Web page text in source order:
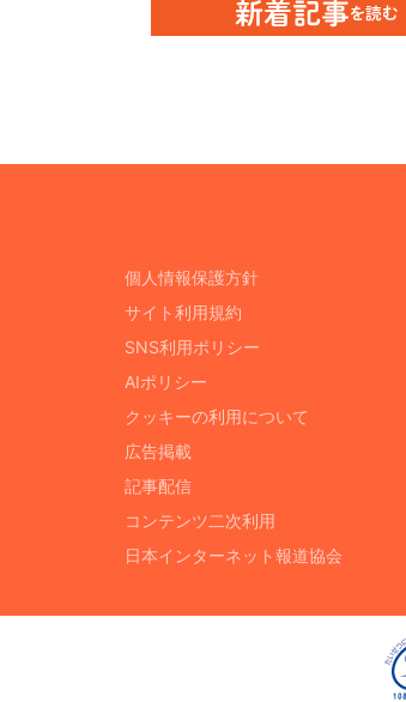
個人情報保護方針
サイト利用規約
SNS利用ポリシー
AIポリシー
クッキーの利用について
広告掲載
記事配信
コンテンツ二次利用
日本インターネット報道協会